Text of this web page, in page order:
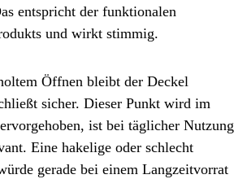
entspricht der funktionalen
und wirkt stimmig.
Öffnen bleibt der Deckel
sicher. Dieser Punkt wird im
ist bei täglicher Nutzung
Eine hakelige oder schlecht
gerade bei einem Langzeitvorrat